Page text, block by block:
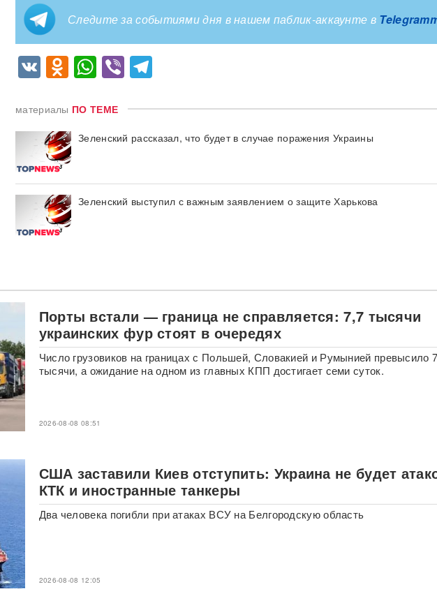
Следите за событиями дня в нашем паблик-аккаунте в
VKOdnoklassniki
WhatsApp
Viber
материалы ПО ТЕМЕ
Зеленский рассказал, что будет в случае поражения Украины
Зеленский выступил с важным заявлением о защите Харькова
Порты встали — граница не справляется: 7,7 тысячи
украинских фур стоят в очередях
Число грузовиков на границах с Польшей, Словакией и Румынией превысило
тысячи, а ожидание на одном из главных КПП достигает семи суток.
2026-08-08 08:51
США заставили Киев отступить: Украина не будет
КТК и иностранные танкеры
Два человека погибли при атаках ВСУ на Белгородскую область
2026-08-08 12:05